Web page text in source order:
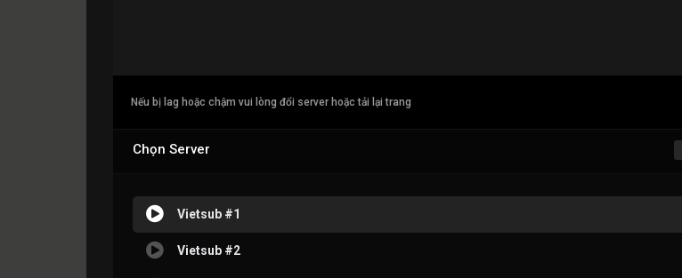
Nếu bị lag hoặc chậm vui lòng đổi server hoặc tải lại trang
Chọn Server
Vietsub #1
Vietsub #2